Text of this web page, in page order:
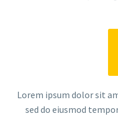
Lorem ipsum dolor sit
sed do eiusmod